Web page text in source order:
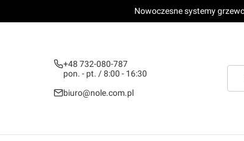
Nowoczesne systemy
+48 732-080-787
pon. - pt. / 8:00 - 16:30
biuro@nole.com.pl